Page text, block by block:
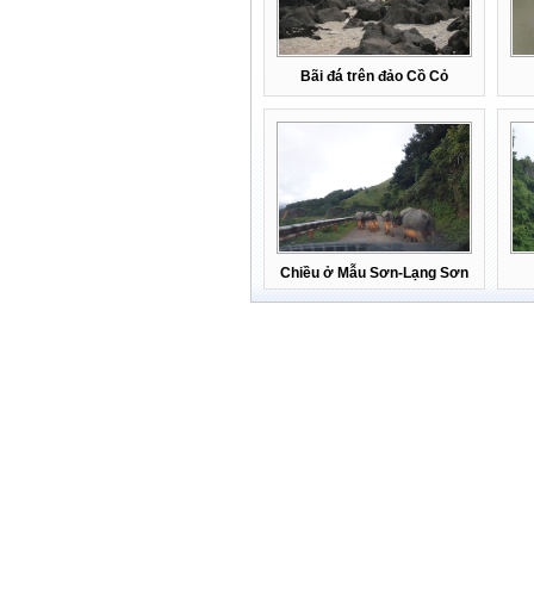
Bãi đá trên đảo Cồ Cỏ
Chiều ở Mẫu Sơn-Lạng Sơn